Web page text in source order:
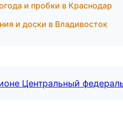
и пробки в Краснодар
и доски в Владивосток
Центральный